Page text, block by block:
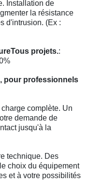
Installation de
la résistance
d'intrusion. (Ex :
projets.:
pour professionnels
complète. Un
demande de
jusqu'à la
technique. Des
choix du équipement
et à votre possibilités